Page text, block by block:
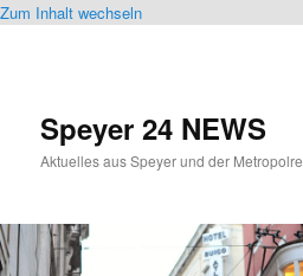
Zum Inhalt wechseln
Speyer 24 NEWS
Aktuelles aus Speyer und der